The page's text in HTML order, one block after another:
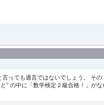
っても過言ではないでしょう。 そ
の中に「数学検定２級合格！」がな